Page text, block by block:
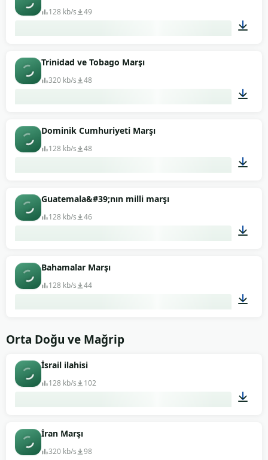
128 kb/s 49
Trinidad ve Tobago Marşı
320 kb/s 48
Dominik Cumhuriyeti Marşı
128 kb/s 48
Guatemala&#39;nın milli marşı
128 kb/s 46
Bahamalar Marşı
128 kb/s 44
Orta Doğu ve Mağrip
İsrail ilahisi
128 kb/s 102
İran Marşı
320 kb/s 98